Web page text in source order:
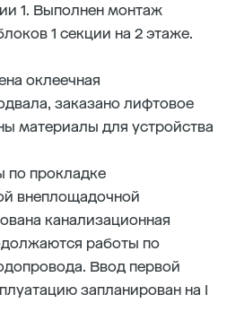
1. Выполнен монтаж
1 секции на 2 этаже.
оклеечная
заказано лифтовое
материалы для устройства
по прокладке
внеплощадочной
канализационная
работы по
Ввод первой
запланирован на I